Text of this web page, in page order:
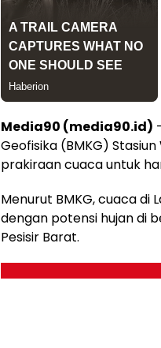
Media90 (media90.id)
Geofisika (BMKG)
prakiraan cuaca untuk
Menurut BMKG, cuaca
dengan potensi hujan di
Pesisir Barat.